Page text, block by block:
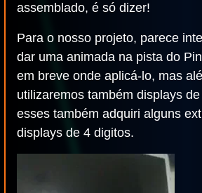
assemblado, é só dizer!
Para o nosso projeto, parece
dar uma animada na pista do
em breve onde aplicá-lo, mas
utilizaremos também displays
esses também adquiri alguns
displays de 4 digitos.